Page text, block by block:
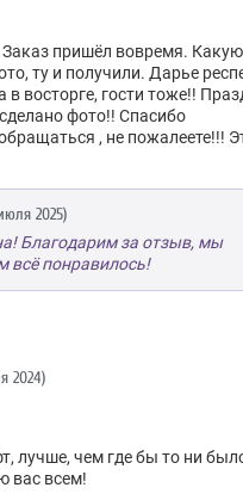
Заказ пришёл вовремя. Какую
ту и получили. Дарье
восторге, гости тоже!!
фото!! Спасибо
, не пожалеете!!!
2025)
Благодарим за отзыв, мы
всё понравилось!
2024)
лучше, чем где бы то ни
вас всем!